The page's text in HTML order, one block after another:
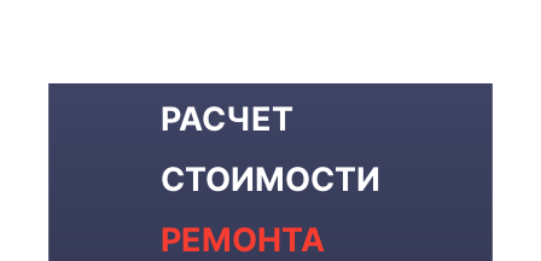
РАСЧЕТ
СТОИМОСТИ
РЕМОНТА